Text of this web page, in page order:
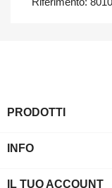
PRODOTTI
INFO
IL TUO ACCOUNT